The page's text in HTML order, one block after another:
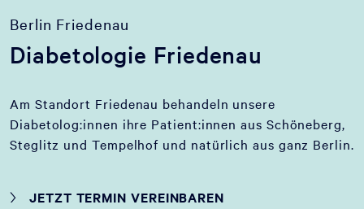
Berlin Friedenau
Diabetologie Friedenau
Am Standort Friedenau behandeln unsere
Diabetolog:innen ihre Patient:innen aus Schöneberg,
Steglitz und Tempelhof und natürlich aus ganz Berlin.
JETZT TERMIN VEREINBAREN